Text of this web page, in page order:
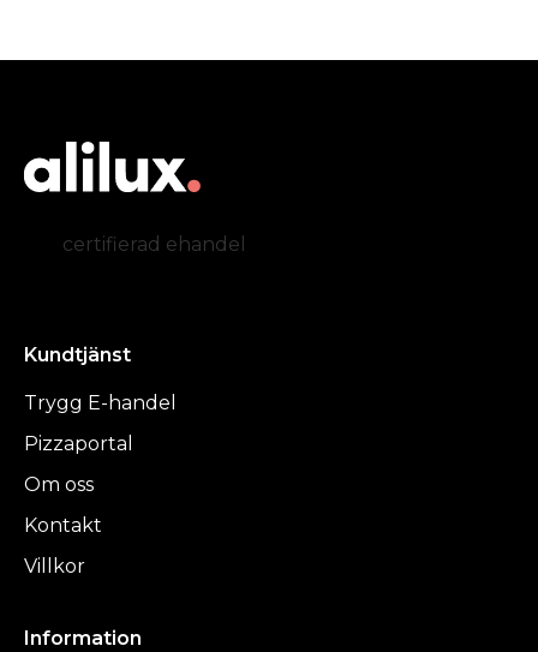
certifierad ehandel
Kundtjänst
Trygg E-handel
Pizzaportal
Om oss
Kontakt
Villkor
Information